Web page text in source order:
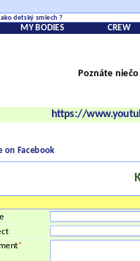
detský smiech ?
MY BODIES CREW
Poznáte
https://
on Facebook
*